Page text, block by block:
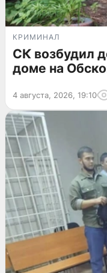
КРИМИНАЛ
СК возбудил
доме на
4 августа, 2026, 19:10